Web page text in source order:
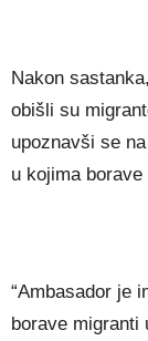
Nakon
obišli su
upoznavši se
u kojima borave
“Ambasador je
borave migranti